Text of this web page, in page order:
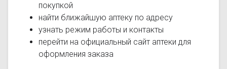
покупкой
найти ближайшую аптеку по адресу
узнать режим работы и контакты
перейти на официальный сайт аптеки для
оформления заказа